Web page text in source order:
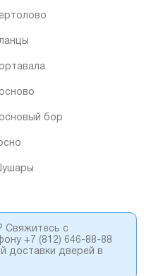
бор
Свяжитесь с
+7 (812) 646-88-88
доставки дверей в